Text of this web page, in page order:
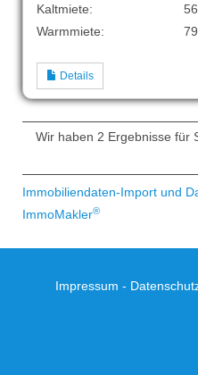
Kaltmiete:
Warmmiete:
Details
Wir haben 2 Ergebnisse für
Immobiliendaten-Import und
ImmoMakler®
Impressum -